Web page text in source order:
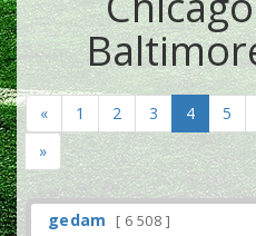
« 1 2 3 4 5
»
gedam 6 508